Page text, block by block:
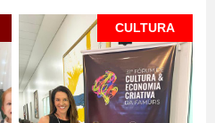
CULTURA